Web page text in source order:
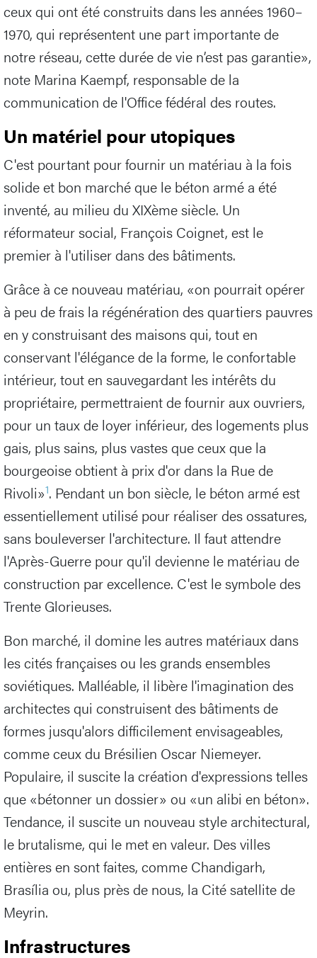
ceux qui ont été construits dans les années 1960–
1970, qui représentent une part importante de
notre réseau, cette durée de vie n’est pas garantie»,
note Marina Kaempf, responsable de la
communication de l'Office fédéral des routes.
Un matériel pour utopiques
C'est pourtant pour fournir un matériau à la fois
solide et bon marché que le béton armé a été
inventé, au milieu du XIXème siècle. Un
réformateur social, François Coignet, est le
premier à l'utiliser dans des bâtiments.
Grâce à ce nouveau matériau, «on pourrait opérer
à peu de frais la régénération des quartiers pauvres
en y construisant des maisons qui, tout en
conservant l'élégance de la forme, le confortable
intérieur, tout en sauvegardant les intérêts du
propriétaire, permettraient de fournir aux ouvriers,
pour un taux de loyer inférieur, des logements plus
gais, plus sains, plus vastes que ceux que la
bourgeoise obtient à prix d'or dans la Rue de
Rivoli»1. Pendant un bon siècle, le béton armé est
essentiellement utilisé pour réaliser des ossatures,
sans bouleverser l'architecture. Il faut attendre
l'Après-Guerre pour qu'il devienne le matériau de
construction par excellence. C'est le symbole des
Trente Glorieuses.
Bon marché, il domine les autres matériaux dans
les cités françaises ou les grands ensembles
soviétiques. Malléable, il libère l'imagination des
architectes qui construisent des bâtiments de
formes jusqu'alors difficilement envisageables,
comme ceux du Brésilien Oscar Niemeyer.
Populaire, il suscite la création d'expressions telles
que «bétonner un dossier» ou «un alibi en béton».
Tendance, il suscite un nouveau style architectural,
le brutalisme, qui le met en valeur. Des villes
entières en sont faites, comme Chandigarh,
Brasília ou, plus près de nous, la Cité satellite de
Meyrin.
Infrastructures